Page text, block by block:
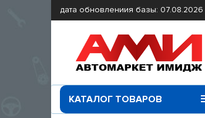
дата обновлениия базы: 07.08.2026
КАТАЛОГ ТОВАРОВ